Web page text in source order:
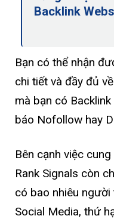
Backlink
Bạn có thể nhận
chi tiết và đầy đủ
mà bạn có
báo Nofollow hay
Bên cạnh việc
Rank Signals còn
có bao nhiêu
Social Media, thứ